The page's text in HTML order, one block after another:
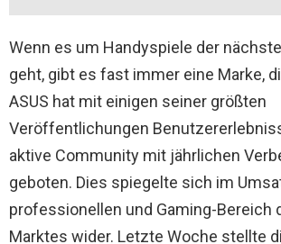
Wenn es um Handyspiele der
geht, gibt es fast immer eine Marke,
ASUS hat mit einigen seiner größten
Veröffentlichungen
aktive Community mit jährlichen
geboten. Dies spiegelte sich im
professionellen und Gaming-Bereich
Marktes wider. Letzte Woche stellte